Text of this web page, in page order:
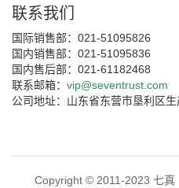
联系我们
国际销售部：021-51095826
国内销售部：021-51095836
国内售后部：021-61182468
联系邮箱： vip@seventrust.com
公司地址：山东省东营市垦利区
Copyright © 2011-2023 七真